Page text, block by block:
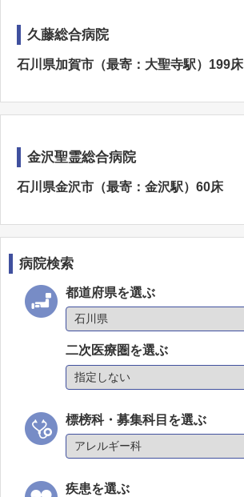
久藤総合病院
石川県加賀市（最寄：大聖寺駅）199床
金沢聖霊総合病院
石川県金沢市（最寄：金沢駅）60床
病院検索
都道府県を選ぶ
二次医療圏を選ぶ
標榜科・募集科目を選ぶ
疾患を選ぶ